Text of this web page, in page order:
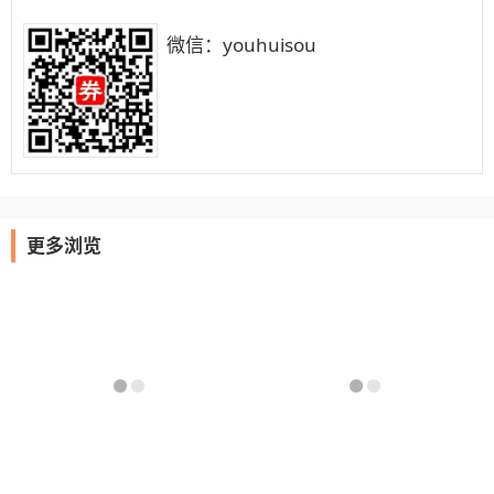
微信：youhuisou
更多浏览